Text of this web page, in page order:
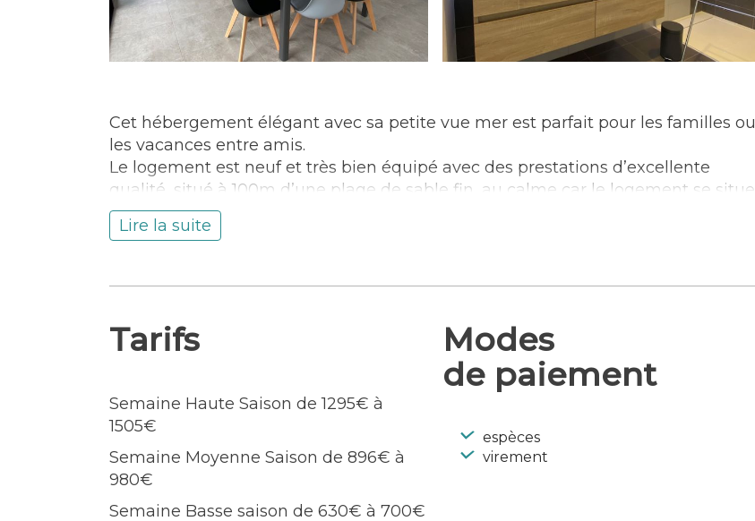
Cet hébergement élégant avec sa petite vue mer est parfait pour les familles ou
les vacances entre amis.
Le logement est neuf et très bien équipé avec des prestations d’excellente
qualité, situé à 100m d’une plage de sable fin, au calme car le logement se situe
dans une impasse.
Pour les amateurs de balade en vélo il y a une voie verte qui relie Lorient et ses
parfaite pour les repas en plein air. Le logement se trouve au RDC. Situé dans
une résidence neuve de 3 logements avec parking privé. Vous aurez accès à un
Lire la suite
Tarifs
Semaine Haute Saison de 1295€ à
1505€
Semaine Moyenne Saison de 896€ à
980€
Semaine Basse saison de 630€ à 700€
Modes
de paiement
espèces
virement